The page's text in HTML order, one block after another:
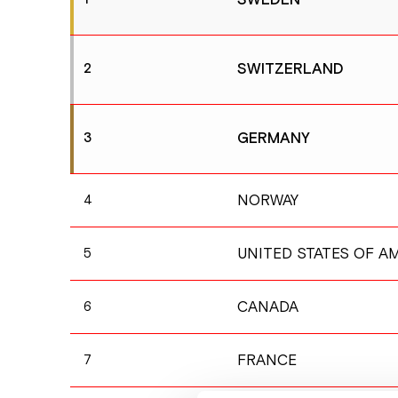
2 SWITZERLAND
3 GERMANY
4 NORWAY
5 UNITED STATES OF
6 CANADA
7 FRANCE